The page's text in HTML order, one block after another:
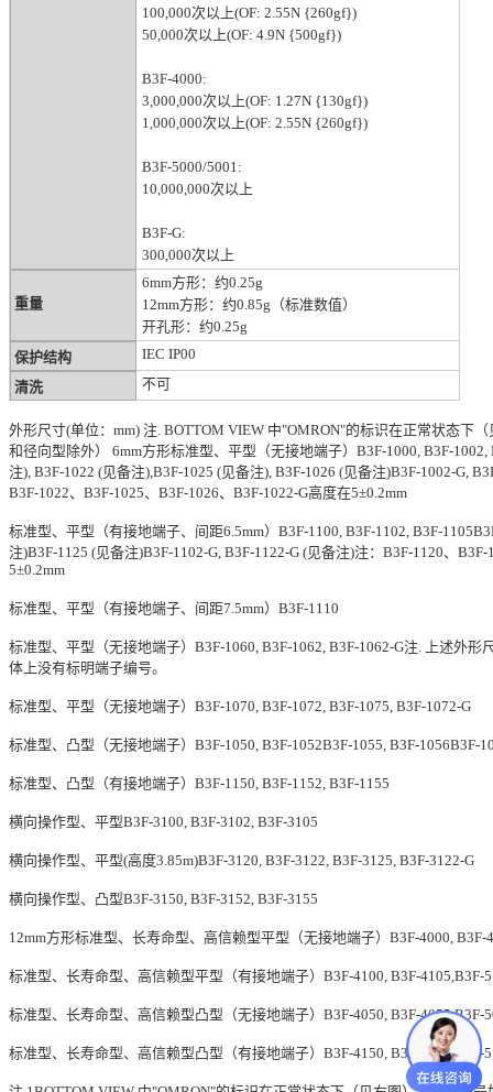
100,000次以上(OF: 2.55N {260gf})
50,000次以上(OF: 4.9N {500gf})
B3F-4000:
3,000,000次以上(OF: 1.27N {130gf})
1,000,000次以上(OF: 2.55N {260gf})
B3F-5000/5001:
10,000,000次以上
B3F-G:
300,000次以上
重量
6mm方形：约0.25g
12mm方形：约0.85g（标准数值）
开孔形：约0.25g
保护结构
IEC IP00
清洗
不可
外形尺寸(单位：mm) 注. BOTTOM VIEW 中"OMRON"的标识在正常状态下
和径向型除外） 6mm方形标准型、平型（无接地端子）B3F-1000, B3F-1002,
注), B3F-1022 (见备注),B3F-1025 (见备注), B3F-1026 (见备注)B3F-1002-G,
B3F-1022、B3F-1025、B3F-1026、B3F-1022-G高度在5±0.2mm
标准型、平型（有接地端子、间距6.5mm）B3F-1100, B3F-1102, B3F-
注)B3F-1125 (见备注)B3F-1102-G, B3F-1122-G (见备注)注：B3F-1120、
5±0.2mm
标准型、平型（有接地端子、间距7.5mm）B3F-1110
标准型、平型（无接地端子）B3F-1060, B3F-1062, B3F-1062-G注. 上述外形
体上没有标明端子编号。
标准型、平型（无接地端子）B3F-1070, B3F-1072, B3F-1075, B3F-1072-G
标准型、凸型（无接地端子）B3F-1050, B3F-1052B3F-1055, B3F-1056B3F-
标准型、凸型（有接地端子）B3F-1150, B3F-1152, B3F-1155
横向操作型、平型B3F-3100, B3F-3102, B3F-3105
横向操作型、平型(高度3.85m)B3F-3120, B3F-3122, B3F-3125, B3F-3122-G
横向操作型、凸型B3F-3150, B3F-3152, B3F-3155
12mm方形标准型、长寿命型、高信赖型平型（无接地端子）B3F-4000, B3F-
标准型、长寿命型、高信赖型平型（有接地端子）B3F-4100, B3F-4105,B3F-
标准型、长寿命型、高信赖型凸型（无接地端子）B3F-4050, B3F-4055,B3F-
标准型、长寿命型、高信赖型凸型（有接地端子）B3F-4150, B3F-4155,B3F-